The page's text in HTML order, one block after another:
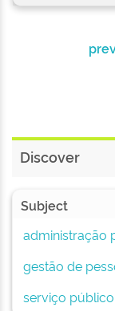
Discover
Subject
administração
gestão de
serviço público